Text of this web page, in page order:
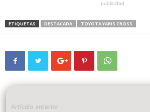
publicidad
ETIQUETAS DESTACADA TOYOTA YARIS CROSS
Artículo anterior